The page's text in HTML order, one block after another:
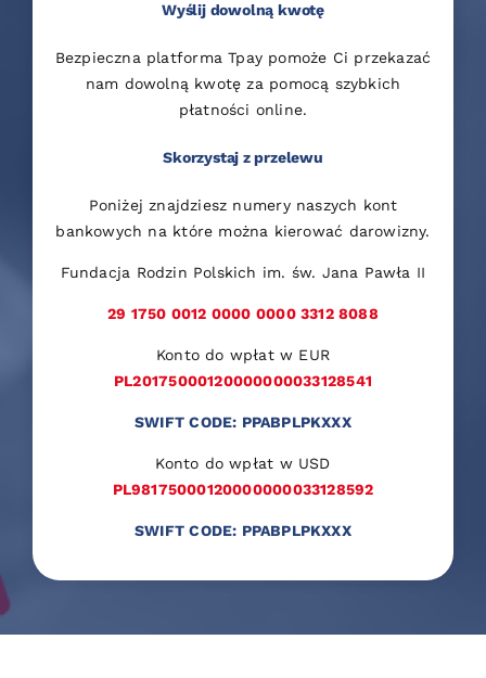
Wyślij dowolną kwotę
Bezpieczna platforma Tpay pomoże Ci przekazać
nam dowolną kwotę za pomocą szybkich
płatności online.
Skorzystaj z przelewu
Poniżej znajdziesz numery naszych kont
bankowych na które można kierować darowizny.
Fundacja Rodzin Polskich im. św. Jana Pawła II
29 1750 0012 0000 0000 3312 8088
Konto do wpłat w EUR
PL20175000120000000033128541
SWIFT CODE: PPABPLPKXXX
Konto do wpłat w USD
PL98175000120000000033128592
SWIFT CODE: PPABPLPKXXX